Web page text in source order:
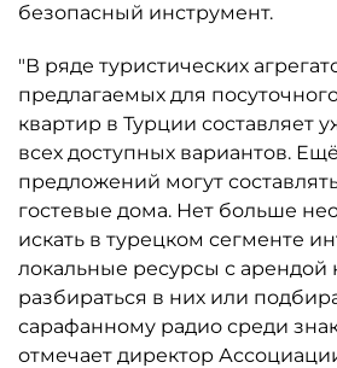
безопасный инструмент.
"В ряде туристических
предлагаемых для
квартир в Турции составляет
всех доступных вариантов. Ещё
предложений могут
гостевые дома. Нет больше
искать в турецком сегменте
локальные ресурсы с арендой
разбираться в них или
сарафанному радио среди
отмечает директор